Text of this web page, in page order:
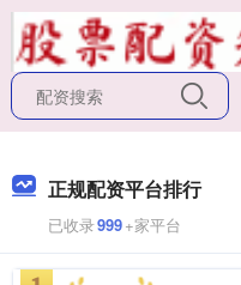
正规配资平台排行
已收录999+家平台